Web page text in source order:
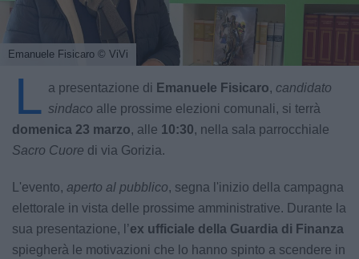
Emanuele Fisicaro © ViVi
L a presentazione di Emanuele Fisicaro, candidato
sindaco alle prossime elezioni comunali, si terrà
domenica 23 marzo, alle 10:30, nella sala parrocchiale
Sacro Cuore di via Gorizia.
L'evento, aperto al pubblico, segna l'inizio della campagna
elettorale in vista delle prossime amministrative. Durante la
sua presentazione, l’ex ufficiale della Guardia di Finanza
spiegherà le motivazioni che lo hanno spinto a scendere in